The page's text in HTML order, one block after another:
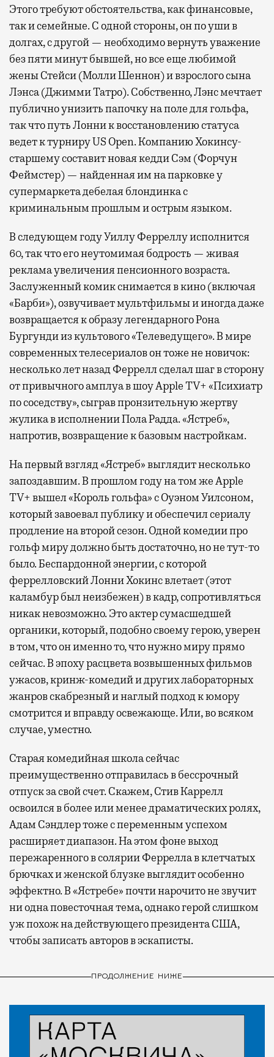
Этого требуют обстоятельства, как финансовые,
так и семейные. С одной стороны, он по уши в
долгах, с другой — необходимо вернуть уважение
без пяти минут бывшей, но все еще любимой
жены Стейси (Молли Шеннон) и взрослого сына
Лэнса (Джимми Татро). Собственно, Лэнс мечтает
публично унизить папочку на поле для гольфа,
так что путь Лонни к восстановлению статуса
ведет к турниру US Open. Компанию Хокинсу-
старшему составит новая кедди Сэм (Форчун
Феймстер) — найденная им на парковке у
супермаркета дебелая блондинка с
криминальным прошлым и острым языком.
В следующем году Уиллу Ферреллу исполнится
60, так что его неутомимая бодрость — живая
реклама увеличения пенсионного возраста.
Заслуженный комик снимается в кино (включая
«Барби»), озвучивает мультфильмы и иногда даже
возвращается к образу легендарного Рона
Бургунди из культового «Телеведущего». В мире
современных телесериалов он тоже не новичок:
несколько лет назад Феррелл сделал шаг в сторону
от привычного амплуа в шоу Apple TV+ «Психиатр
по соседству», сыграв пронзительную жертву
жулика в исполнении Пола Радда. «Ястреб»,
напротив, возвращение к базовым настройкам.
На первый взгляд «Ястреб» выглядит несколько
запоздавшим. В прошлом году на том же Apple
TV+ вышел «Король гольфа» с Оуэном Уилсоном,
который завоевал публику и обеспечил сериалу
продление на второй сезон. Одной комедии про
гольф миру должно быть достаточно, но не тут-то
было. Беспардонной энергии, с которой
феррелловский Лонни Хокинс влетает (этот
каламбур был неизбежен) в кадр, сопротивляться
никак невозможно. Это актер сумасшедшей
органики, который, подобно своему герою, уверен
в том, что он именно то, что нужно миру прямо
сейчас. В эпоху расцвета возвышенных фильмов
ужасов, кринж-комедий и других лабораторных
жанров скабрезный и наглый подход к юмору
смотрится и вправду освежающе. Или, во всяком
случае, уместно.
Старая комедийная школа сейчас
преимущественно отправилась в бессрочный
отпуск за свой счет. Скажем, Стив Каррелл
освоился в более или менее драматических ролях,
Адам Сэндлер тоже с переменным успехом
расширяет диапазон. На этом фоне выход
пережаренного в солярии Феррелла в клетчатых
брючках и женской блузке выглядит особенно
эффектно. В «Ястребе» почти нарочито не звучит
ни одна повесточная тема, однако герой слишком
уж похож на действующего президента США,
чтобы записать авторов в эскаписты.
ПРОДОЛЖЕНИЕ НИЖЕ